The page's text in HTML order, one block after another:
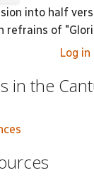
into half
refrains of
Log in
in the